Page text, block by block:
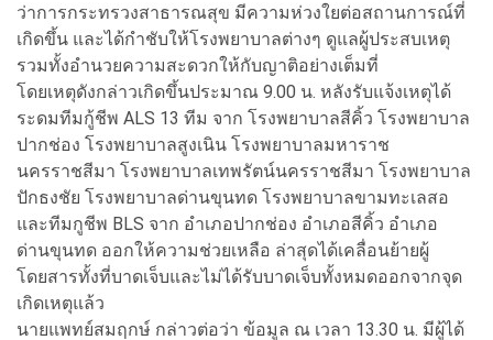
ว่าการกระทรวงสาธารณสุข มีความห่วงใยต่อสถานการณ์ที่
เกิดขึ้น และได้กำชับให้โรงพยาบาลต่างๆ ดูแลผู้ประสบเหตุ
รวมทั้งอำนวยความสะดวกให้กับญาติอย่างเต็มที่
โดยเหตุดังกล่าวเกิดขึ้นประมาณ 9.00 น. หลังรับแจ้งเหตุได้
ระดมทีมกู้ชีพ ALS 13 ทีม จาก โรงพยาบาลสีคิ้ว โรงพยาบาล
ปากช่อง โรงพยาบาลสูงเนิน โรงพยาบาลมหาราช
นครราชสีมา โรงพยาบาลเทพรัตน์นครราชสีมา โรงพยาบาล
ปักธงชัย โรงพยาบาลด่านขุนทด โรงพยาบาลขามทะเลสอ
และทีมกูชีพ BLS จาก อำเภอปากช่อง อำเภอสีคิ้ว อำเภอ
ด่านขุนทด ออกให้ความช่วยเหลือ ล่าสุดได้เคลื่อนย้ายผู้
โดยสารทั้งที่บาดเจ็บและไม่ได้รับบาดเจ็บทั้งหมดออกจากจุด
เกิดเหตุแล้ว
นายแพทย์สมฤกษ์ กล่าวต่อว่า ข้อมูล ณ เวลา 13.30 น. มีผู้ได้